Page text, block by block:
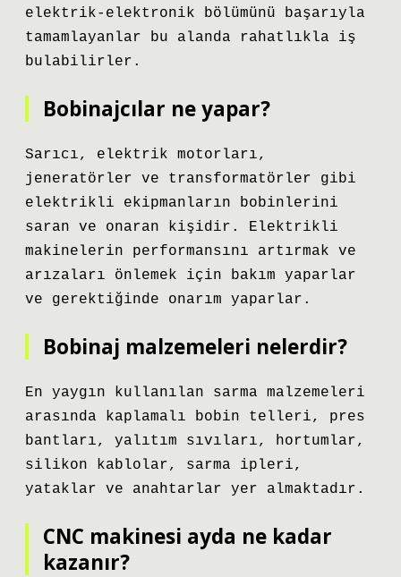
elektrik-elektronik bölümünü başarıyla
tamamlayanlar bu alanda rahatlıkla iş
bulabilirler.
Bobinajcılar ne yapar?
Sarıcı, elektrik motorları,
jeneratörler ve transformatörler gibi
elektrikli ekipmanların bobinlerini
saran ve onaran kişidir. Elektrikli
makinelerin performansını artırmak ve
arızaları önlemek için bakım yaparlar
ve gerektiğinde onarım yaparlar.
Bobinaj malzemeleri nelerdir?
En yaygın kullanılan sarma malzemeleri
arasında kaplamalı bobin telleri, pres
bantları, yalıtım sıvıları, hortumlar,
silikon kablolar, sarma ipleri,
yataklar ve anahtarlar yer almaktadır.
CNC makinesi ayda ne kadar
kazanır?